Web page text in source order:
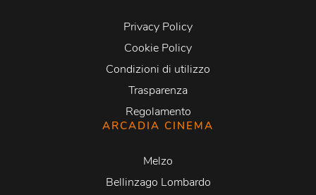
Privacy Policy
Cookie Policy
Condizioni di utilizzo
Trasparenza
Regolamento
ARCADIA CINEMA
Melzo
Bellinzago Lombardo